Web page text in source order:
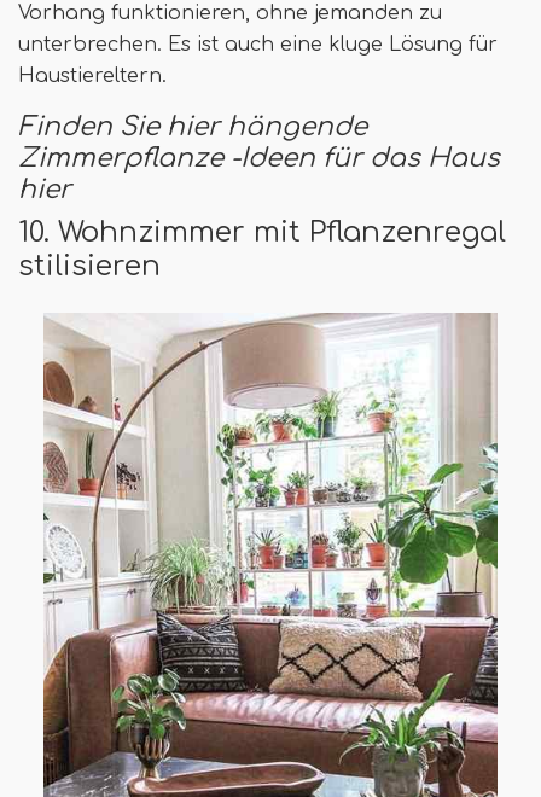
Vorhang funktionieren, ohne jemanden zu
unterbrechen. Es ist auch eine kluge Lösung für
Haustiereltern.
Finden Sie hier hängende
Zimmerpflanze -Ideen für das Haus
hier
10. Wohnzimmer mit Pflanzenregal
stilisieren